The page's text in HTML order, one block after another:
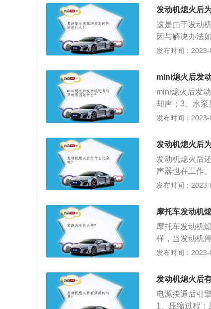
标识：大众汽
标志历史曾发
母。
发动机熄火后
这是由于发动
因与解决办法
很高，熄火后
上熄火。2、
元催化器温度
象，无法解决
发布时间：
mini熄火后发
mini熄火后发
却声；3、水
countryman、
m，轴距为
大马力是
发布时间：
发动机熄火后
发动机熄火后
声器也在工作
来，需要水箱
化学反应一部
的尾端，作用
发热，停车后
发布时间：
摩托车发动机
摩托车发动机
样，当发动机
和三元催化器
其燃烧所产生
发布时间：
发动机熄火后
电源接通后引
1、压缩过程